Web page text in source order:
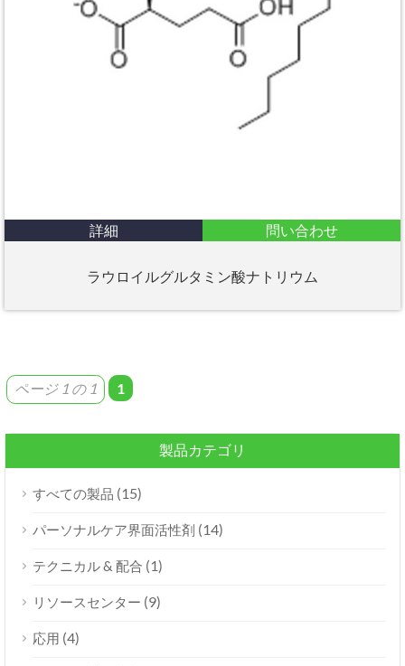
詳細 問い合わせ
ラウロイルグルタミン酸ナトリウム
ページ 1 の 1 1
製品カテゴリ
すべての製品 (15)
パーソナルケア界面活性剤 (14)
テクニカル & 配合 (1)
リソースセンター (9)
応用 (4)